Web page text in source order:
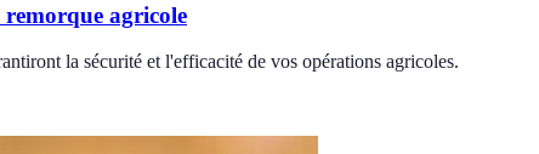
agricole
la sécurité et l'efficacité de vos opérations agricoles.